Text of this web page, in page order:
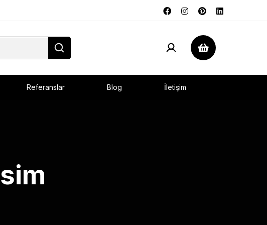
Referanslar Blog İletişim